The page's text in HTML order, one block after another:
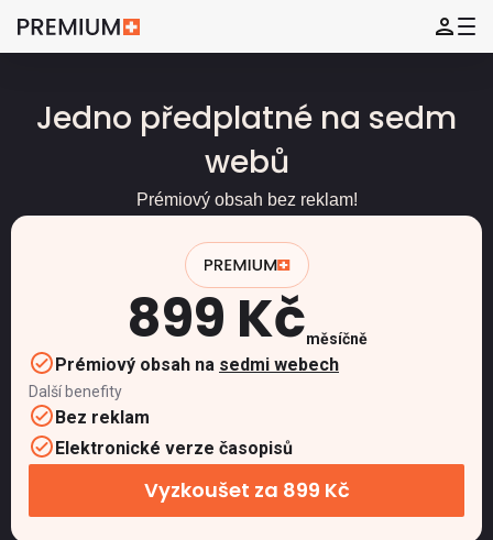
Jedno předplatné na sedm
webů
Prémiový obsah bez reklam!
899 Kčměsíčně
Prémiový obsah na sedmi webech
Další benefity
Bez reklam
Elektronické verze časopisů
Vyzkoušet za 899 Kč